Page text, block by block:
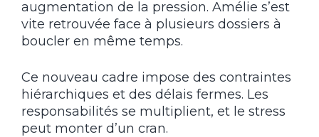
augmentation de la pression. Amélie s’est
vite retrouvée face à plusieurs dossiers à
boucler en même temps.
Ce nouveau cadre impose des contraintes
hiérarchiques et des délais fermes. Les
responsabilités se multiplient, et le stress
peut monter d’un cran.